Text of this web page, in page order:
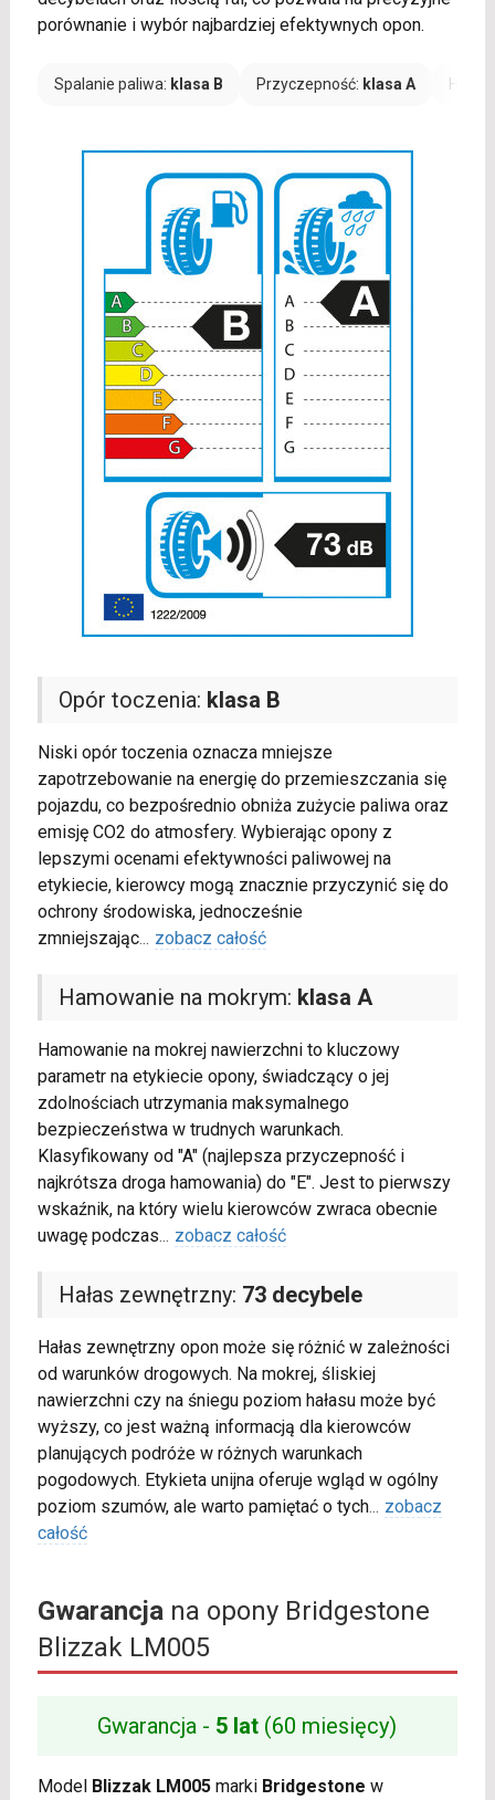
porównanie i wybór najbardziej efektywnych opon.
Spalanie paliwa: klasa B Przyczepność: klasa A Hałas:
Opór toczenia: klasa B
Niski opór toczenia oznacza mniejsze
zapotrzebowanie na energię do przemieszczania się
pojazdu, co bezpośrednio obniża zużycie paliwa oraz
emisję CO2 do atmosfery. Wybierając opony z
lepszymi ocenami efektywności paliwowej na
etykiecie, kierowcy mogą znacznie przyczynić się do
ochrony środowiska, jednocześnie
zmniejszając... zobacz całość
Hamowanie na mokrym: klasa A
Hamowanie na mokrej nawierzchni to kluczowy
parametr na etykiecie opony, świadczący o jej
zdolnościach utrzymania maksymalnego
bezpieczeństwa w trudnych warunkach.
Klasyfikowany od "A" (najlepsza przyczepność i
najkrótsza droga hamowania) do "E". Jest to pierwszy
wskaźnik, na który wielu kierowców zwraca obecnie
uwagę podczas... zobacz całość
Hałas zewnętrzny: 73 decybele
Hałas zewnętrzny opon może się różnić w zależności
od warunków drogowych. Na mokrej, śliskiej
nawierzchni czy na śniegu poziom hałasu może być
wyższy, co jest ważną informacją dla kierowców
planujących podróże w różnych warunkach
pogodowych. Etykieta unijna oferuje wgląd w ogólny
poziom szumów, ale warto pamiętać o tych... zobacz
całość
Gwarancjana opony Bridgestone
Blizzak LM005
Gwarancja - 5 lat (60 miesięcy)
Model Blizzak LM005marki Bridgestone w